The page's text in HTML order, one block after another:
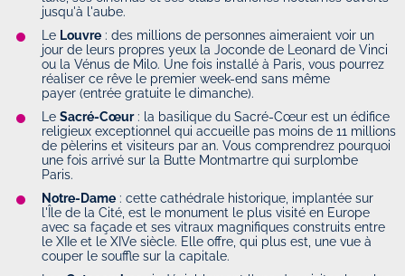
jusqu'à l'aube.
Le Louvre : des millions de personnes aimeraient voir un
jour de leurs propres yeux la Joconde de Leonard de Vinci
ou la Vénus de Milo. Une fois installé à Paris, vous pourrez
réaliser ce rêve le premier week-end sans même
payer (entrée gratuite le dimanche).
Le Sacré-Cœur: la basilique du Sacré-Cœur est un édifice
religieux exceptionnel qui accueille pas moins de 11 millions
de pèlerins et visiteurs par an. Vous comprendrez pourquoi
une fois arrivé sur la Butte Montmartre qui surplombe
Paris.
Notre-Dame : cette cathédrale historique, implantée sur
l'Île de la Cité, est le monument le plus visité en Europe
avec sa façade et ses vitraux magnifiques construits entre
le XIIe et le XIVe siècle. Elle offre, qui plus est, une vue à
couper le souffle sur la capitale.